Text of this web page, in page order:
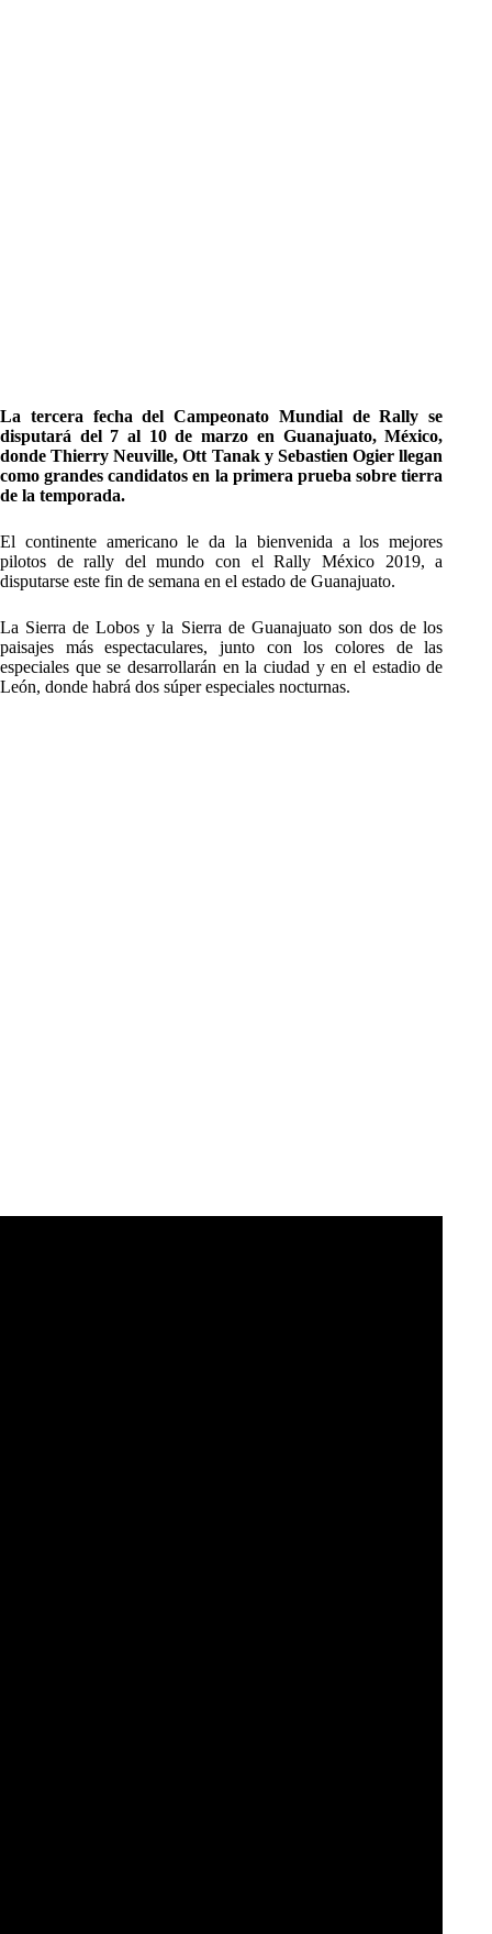
La tercera fecha del Campeonato Mundial de Rally se
disputará del 7 al 10 de marzo en Guanajuato, México,
donde Thierry Neuville, Ott Tanak y Sebastien Ogier llegan
como grandes candidatos en la primera prueba sobre tierra
de la temporada.
El continente americano le da la bienvenida a los mejores
pilotos de rally del mundo con el Rally México 2019, a
disputarse este fin de semana en el estado de Guanajuato.
La Sierra de Lobos y la Sierra de Guanajuato son dos de los
paisajes más espectaculares, junto con los colores de las
especiales que se desarrollarán en la ciudad y en el estadio de
León, donde habrá dos súper especiales nocturnas.